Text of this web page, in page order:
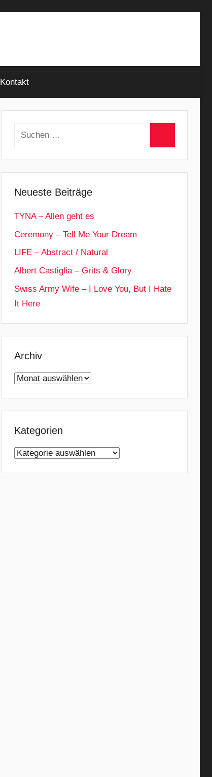
Kontakt
Suchen
Neueste Beiträge
TYNA – Allen geht es
Ceremony – Tell Me Your Dream
LIFE – Abstract / Natural
Albert Castiglia – Grits & Glory
Swiss Army Wife – I Love You, But I Hate
It Here
Archiv
Archiv
Kategorien
Kategorien